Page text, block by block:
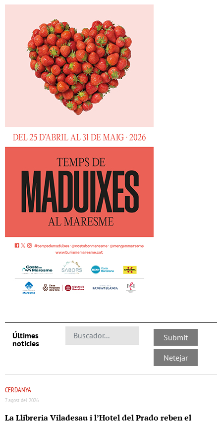
Últimes
noticies
CERDANYA
7 agost del 2026
La Llibreria Viladesau i l’Hotel del Prado reben el